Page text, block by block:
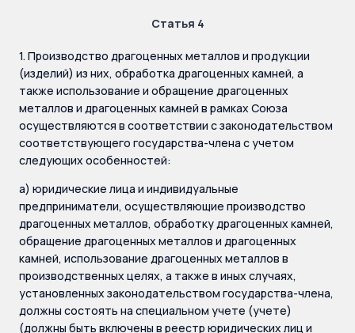
Статья 4
1. Производство драгоценных металлов и продукции
(изделий) из них, обработка драгоценных камней, а
также использование и обращение драгоценных
металлов и драгоценных камней в рамках Союза
осуществляются в соответствии с законодательством
соответствующего государства-члена с учетом
следующих особенностей:
а) юридические лица и индивидуальные
предприниматели, осуществляющие производство
драгоценных металлов, обработку драгоценных камней,
обращение драгоценных металлов и драгоценных
камней, использование драгоценных металлов в
производственных целях, а также в иных случаях,
установленных законодательством государства-члена,
должны состоять на специальном учете (учете)
(должны быть включены в реестр юридических лиц и